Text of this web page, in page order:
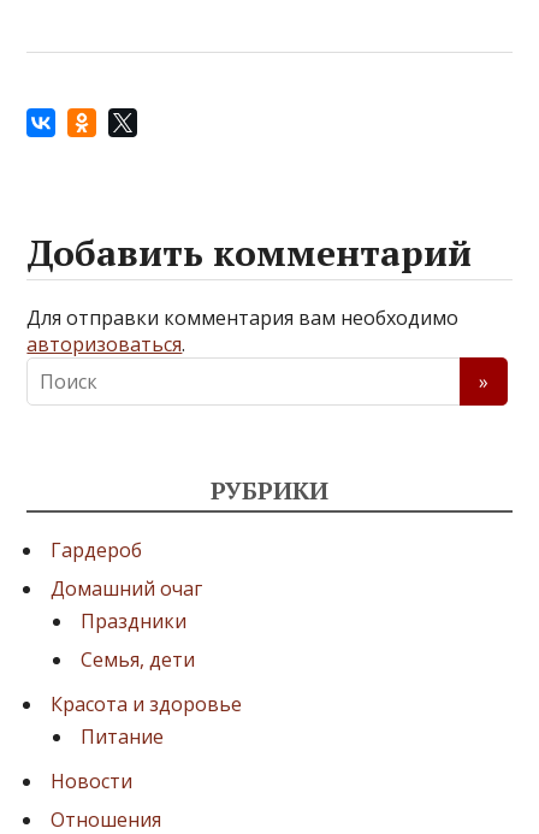
Добавить комментарий
Для отправки комментария вам необходимо
авторизоваться.
РУБРИКИ
Гардероб
Домашний очаг
Праздники
Семья, дети
Красота и здоровье
Питание
Новости
Отношения